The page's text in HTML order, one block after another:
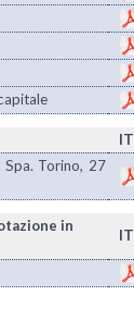
IT
Torino, 27
in
IT